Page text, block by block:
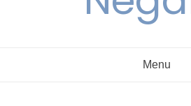
Menu